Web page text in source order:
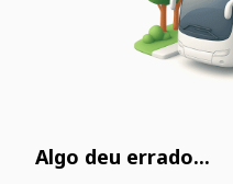
Algo deu errado...